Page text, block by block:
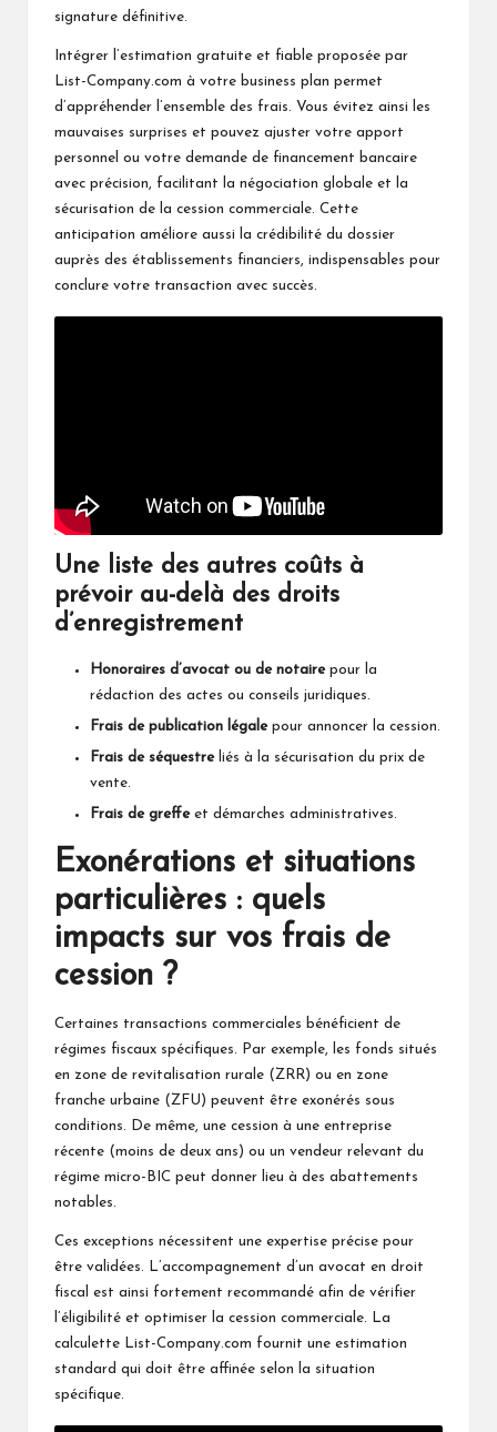
signature définitive.
Intégrer l’estimation gratuite et fiable proposée par
List-Company.com à votre business plan permet
d’appréhender l’ensemble des frais. Vous évitez ainsi les
mauvaises surprises et pouvez ajuster votre apport
personnel ou votre demande de financement bancaire
avec précision, facilitant la négociation globale et la
sécurisation de la cession commerciale. Cette
anticipation améliore aussi la crédibilité du dossier
auprès des établissements financiers, indispensables pour
conclure votre transaction avec succès.
Une liste des autres coûts à
prévoir au-delà des droits
d’enregistrement
Honoraires d’avocat ou de notairepour la
rédaction des actes ou conseils juridiques.
Frais de publication légalepour annoncer la cession.
Frais de séquestreliés à la sécurisation du prix de
vente.
Frais de greffeet démarches administratives.
Exonérations et situations
particulières : quels
impacts sur vos frais de
cession ?
Certaines transactions commerciales bénéficient de
régimes fiscaux spécifiques. Par exemple, les fonds situés
en zone de revitalisation rurale (ZRR) ou en zone
franche urbaine (ZFU) peuvent être exonérés sous
conditions. De même, une cession à une entreprise
récente (moins de deux ans) ou un vendeur relevant du
régime micro-BIC peut donner lieu à des abattements
notables.
Ces exceptions nécessitent une expertise précise pour
être validées. L’accompagnement d’un avocat en droit
fiscal est ainsi fortement recommandé afin de vérifier
l’éligibilité et optimiser la cession commerciale. La
calculette List-Company.com fournit une estimation
standard qui doit être affinée selon la situation
spécifique.